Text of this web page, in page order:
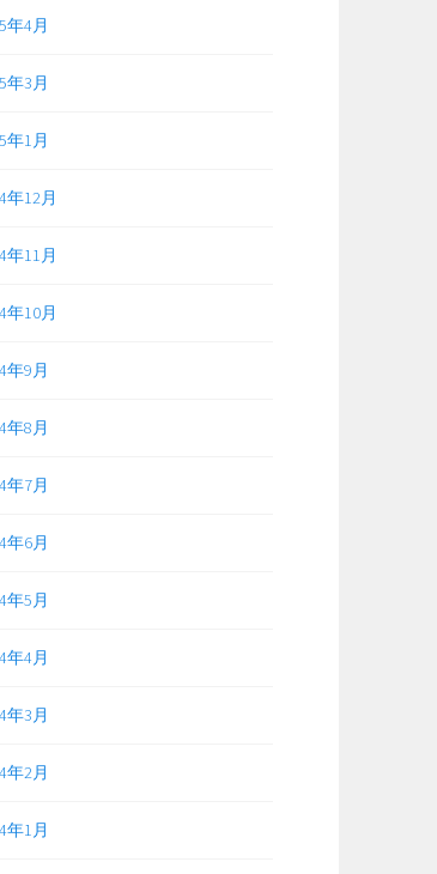
年4月
年3月
年1月
年12月
年11月
年10月
年9月
年8月
年7月
年6月
年5月
年4月
年3月
年2月
年1月